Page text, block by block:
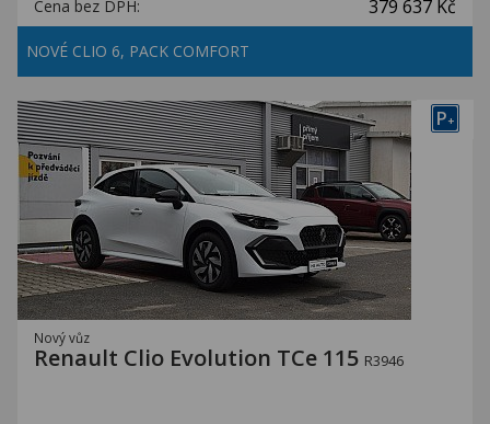
Cena bez DPH: 379 637 Kč
NOVÉ CLIO 6, PACK COMFORT
P+
Nový vůz
Renault Clio Evolution TCe 115 R3946